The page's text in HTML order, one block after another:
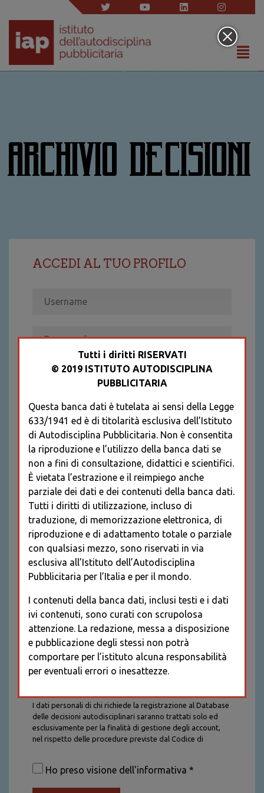
ARCHIVIO DECISIONI
ACCEDI AL TUO PROFILO
Recupera password
REGISTRATI
* I CAMPI CONTRASSEGNATI SONO
OBBLIGATORI
I dati personali di chi richiede la registrazione al Database
delle decisioni autodisciplinari saranno trattati solo ed
esclusivamente per la finalità di gestione degli account,
nel rispetto delle procedure previste dal Codice di
saranno trattati con tutte le cautele richieste dalla legge e
saranno conservati per la durata stabilita caso per caso
Ho preso visione dell'informativa *
Tutti i diritti RISERVATI
© 2019 ISTITUTO AUTODISCIPLINA
PUBBLICITARIA
Questa banca dati è tutelata ai sensi della Legge
633/1941 ed è di titolarità esclusiva dell’Istituto
di Autodisciplina Pubblicitaria. Non è consentita
la riproduzione e l’utilizzo della banca dati se
non a fini di consultazione, didattici e scientifici.
È vietata l’estrazione e il reimpiego anche
parziale dei dati e dei contenuti della banca dati.
Tutti i diritti di utilizzazione, incluso di
traduzione, di memorizzazione elettronica, di
riproduzione e di adattamento totale o parziale
con qualsiasi mezzo, sono riservati in via
esclusiva all’Istituto dell’Autodisciplina
Pubblicitaria per l’Italia e per il mondo.
I contenuti della banca dati, inclusi testi e i dati
ivi contenuti, sono curati con scrupolosa
attenzione. La redazione, messa a disposizione
e pubblicazione degli stessi non potrà
comportare per l’istituto alcuna responsabilità
per eventuali errori o inesattezze.